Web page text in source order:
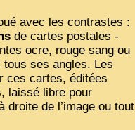
avec les contrastes :
de cartes postales -
ocre, rouge sang ou
ses angles. Les
ces cartes, éditées
laissé libre pour
droite de l’image ou tout